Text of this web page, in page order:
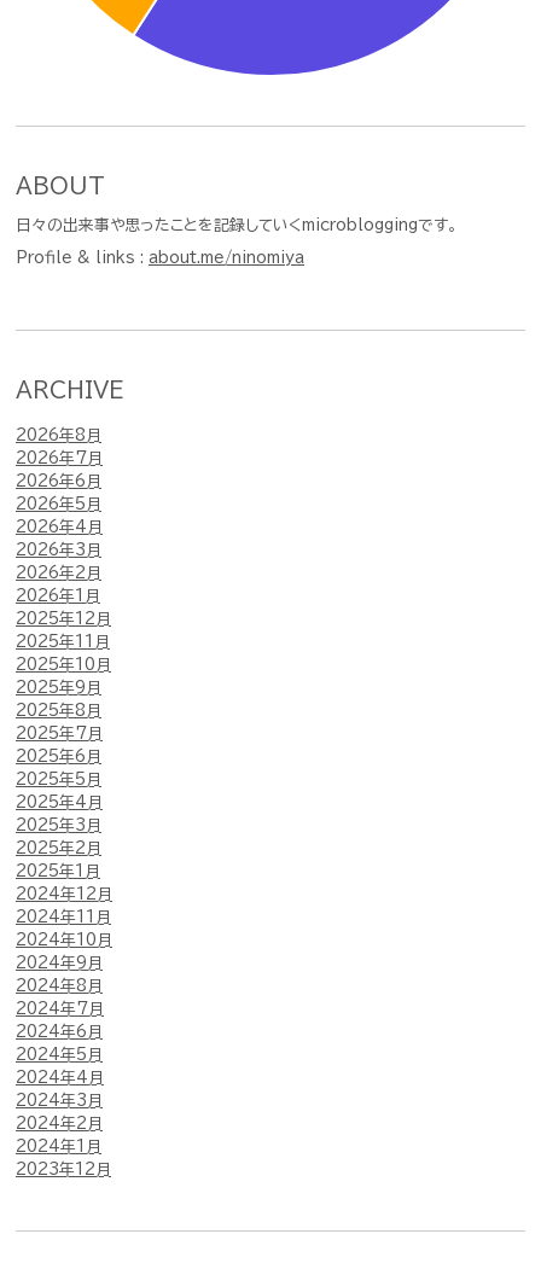
ABOUT
日々の出来事や思ったことを記録していくmicrobloggingです。
Profile & links : about.me/ninomiya
ARCHIVE
2026年8月
2026年7月
2026年6月
2026年5月
2026年4月
2026年3月
2026年2月
2026年1月
2025年12月
2025年11月
2025年10月
2025年9月
2025年8月
2025年7月
2025年6月
2025年5月
2025年4月
2025年3月
2025年2月
2025年1月
2024年12月
2024年11月
2024年10月
2024年9月
2024年8月
2024年7月
2024年6月
2024年5月
2024年4月
2024年3月
2024年2月
2024年1月
2023年12月